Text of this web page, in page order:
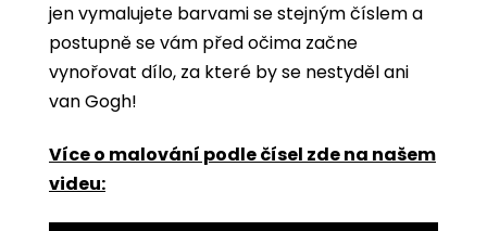
jen vymalujete barvami se stejným číslem a
postupně se vám před očima začne
vynořovat dílo, za které by se nestyděl ani
van Gogh!
Více o malování podle čísel zde na našem
videu: